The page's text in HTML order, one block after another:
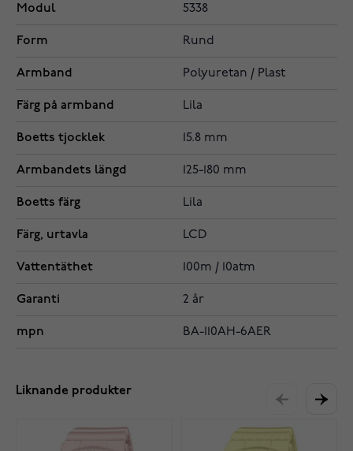
Modul 5338
Form Rund
Armband Polyuretan / Plast
Färg på armband Lila
Boetts tjocklek 15.8 mm
Armbandets längd 125-180 mm
Boetts färg Lila
Färg, urtavla LCD
Vattentäthet 100m / 10atm
Garanti 2 år
mpn BA-110AH-6AER
Liknande produkter